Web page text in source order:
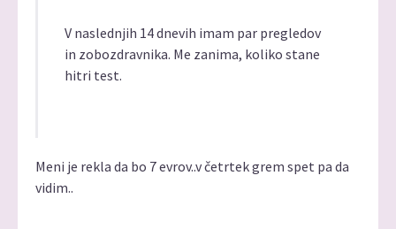
V naslednjih 14 dnevih imam par pregledov
in zobozdravnika. Me zanima, koliko stane
hitri test.
Meni je rekla da bo 7 evrov..v četrtek grem spet pa da
vidim..